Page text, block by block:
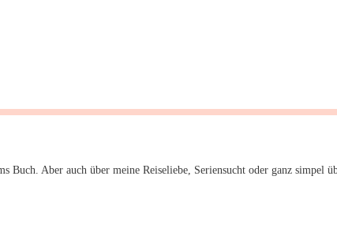
Aber auch über meine Reiseliebe, Seriensucht oder ganz simpel